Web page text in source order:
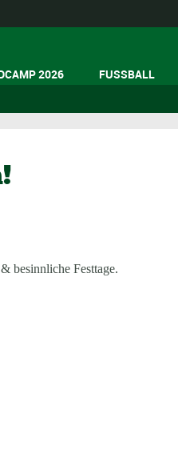
2026 FUSSBALL
besinnliche Festtage.